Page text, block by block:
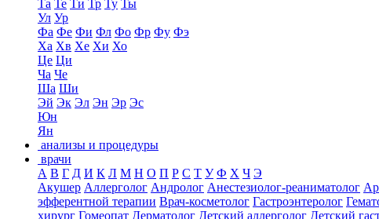
Та Те Ти Тр Ту Ты
Ул Ур
Фа Фе Фи Фл Фо Фр Фу Фэ
Ха Хв Хе Хи Хо
Це Ци
Ча Че
Ша Ши
Эй Эк Эл Эн Эр Эс
Юн
Ян
анализы и процедуры
врачи
А В Г Д И К Л М Н О П Р С Т У Ф Х Ч Э
Акушер Аллерголог Андролог Анестезиолог-реаниматолог
эфферентной терапии Врач-косметолог Гастроэнтеролог
хирург Гомеопат Дерматолог Детский аллерголог Детский